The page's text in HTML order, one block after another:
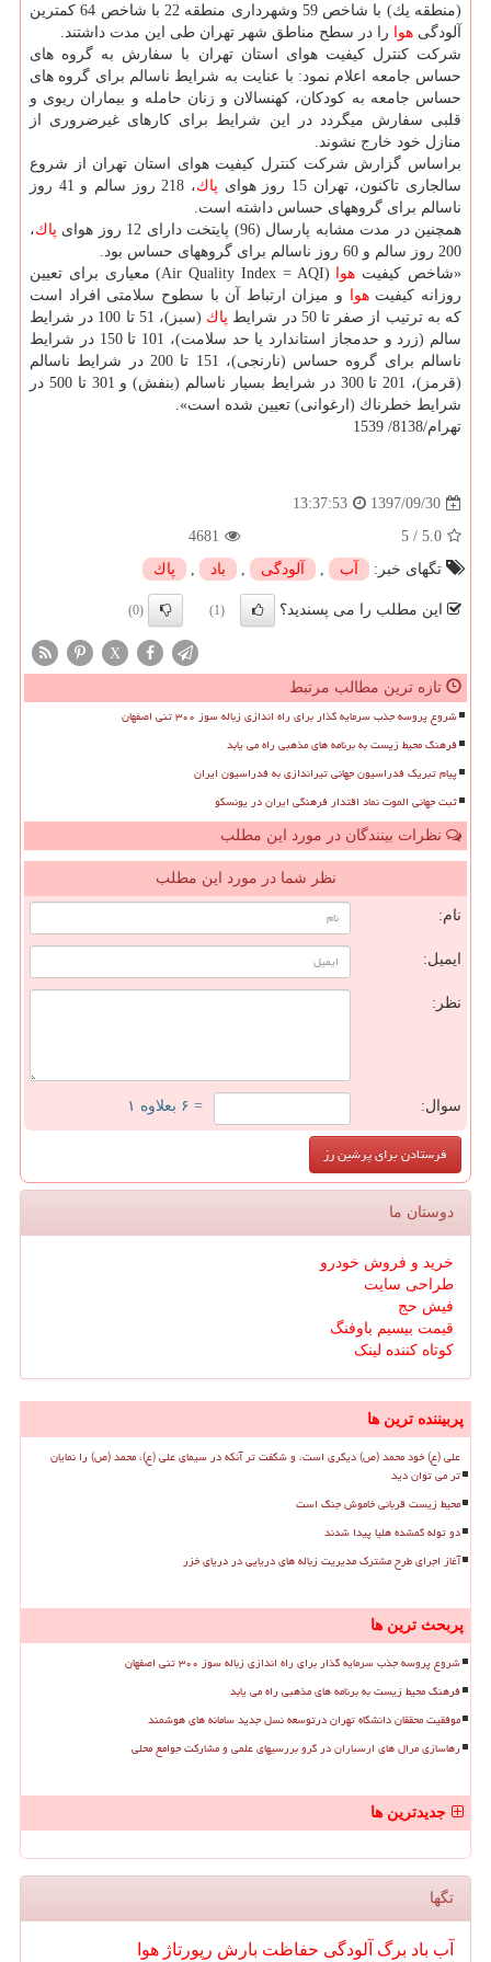
(منطقه یك) با شاخص 59 وشهرداری منطقه 22 با شاخص 64 كمترین
آلودگی هوا را در سطح مناطق شهر تهران طی این مدت داشتند.
شركت كنترل كیفیت هوای استان تهران با سفارش به گروه های
حساس جامعه اعلام نمود: با عنایت به شرایط ناسالم برای گروه های
حساس جامعه به كودكان، كهنسالان و زنان حامله و بیماران ریوی و
قلبی سفارش میگردد در این شرایط برای كارهای غیرضروری از
منازل خود خارج نشوند.
براساس گزارش شركت كنترل كیفیت هوای استان تهران از شروع
سالجاری تاكنون، تهران 15 روز هوای
پاك
، 218 روز سالم و 41 روز
ناسالم برای گروههای حساس داشته است.
همچنین در مدت مشابه پارسال (96) پایتخت دارای 12 روز هوای
پاك،
200 روز سالم و 60 روز ناسالم برای گروههای حساس بود.
«شاخص كیفیت هوا
(Air Quality Index = AQI) معیاری برای تعیین
روزانه كیفیتهوا و میزان ارتباط آن با سطوح سلامتی افراد است
كه به ترتیب از صفر تا 50 در شرایط
پاك
(سبز)، 51 تا 100 در شرایط
سالم (زرد و حدمجاز استاندارد یا حد سلامت)، 101 تا 150 در شرایط
ناسالم برای گروه حساس (نارنجی)، 151 تا 200 در شرایط ناسالم
(قرمز)، 201 تا 300 در شرایط بسیار ناسالم (بنفش) و 301 تا 500 در
شرایط خطرناك (ارغوانی) تعیین شده است».
تهرام/8138/ 1539
1397/09/30
13:37:53
5.0
/
5
4681
تگهای خبر:
آب , آلودگی , باد , پاك
این مطلب را می پسندید؟ (1)
(0)
X
تازه ترین مطالب مرتبط
شروع پروسه جذب سرمایه گذار برای راه اندازی زباله سوز ۳۰۰ تنی اصفهان
فرهنگ محیط زیست به برنامه های مذهبی راه می یابد
پیام تبریک فدراسیون جهانی تیراندازی به فدراسیون ایران
ثبت جهانی الموت نماد اقتدار فرهنگی ایران در یونسکو
نظرات بینندگان در مورد این مطلب
نظر شما در مورد این مطلب
نام:
ایمیل:
نظر:
سوال: = ۶ بعلاوه ۱
دوستان ما
خرید و فروش خودرو
طراحی سایت
فیش حج
قیمت بیسیم باوفنگ
کوتاه کننده لینک
پربیننده ترین ها
علی (ع) خود محمد (ص) دیگری است، و شگفت تر آنکه در سیمای علی (ع)، محمد (ص) را نمایان
تر می توان دید
محیط زیست قربانی خاموش جنگ است
دو توله گمشده هلیا پیدا شدند
آغاز اجرای طرح مشترک مدیریت زباله های دریایی در دریای خزر
پربحث ترین ها
شروع پروسه جذب سرمایه گذار برای راه اندازی زباله سوز ۳۰۰ تنی اصفهان
فرهنگ محیط زیست به برنامه های مذهبی راه می یابد
موفقیت محققان دانشگاه تهران درتوسعه نسل جدید سامانه های هوشمند
رهاسازی مرال های ارسباران در گرو بررسیهای علمی و مشارکت جوامع محلی
جدیدترین ها
تگها
آب باد برگ آلودگی حفاظت بارش رپورتاژ هوا